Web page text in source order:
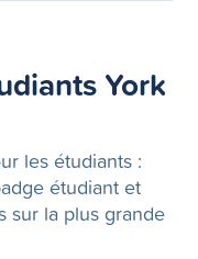
York
les étudiants :
étudiant et
sur la plus grande